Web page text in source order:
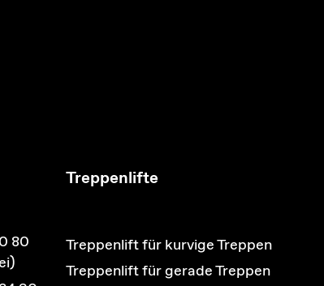
80
Treppenlifte
Treppenlift für kurvige Treppen
Treppenlift für gerade Treppen